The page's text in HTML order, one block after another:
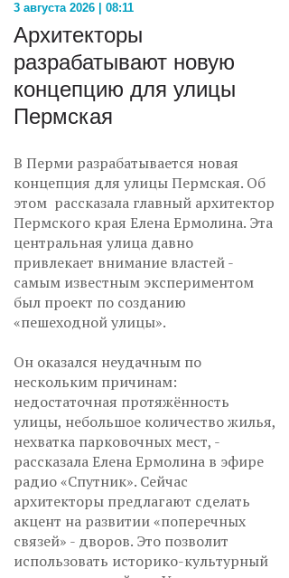
3 августа 2026 | 08:11
Архитекторы
разрабатывают новую
концепцию для улицы
Пермская
В Перми разрабатывается новая
концепция для улицы Пермская. Об
этом рассказала главный архитектор
Пермского края Елена Ермолина. Эта
центральная улица давно
привлекает внимание властей -
самым известным экспериментом
был проект по созданию
«пешеходной улицы».
Он оказался неудачным по
нескольким причинам:
недостаточная протяжённость
улицы, небольшое количество жилья,
нехватка парковочных мест, -
рассказала Елена Ермолина в эфире
радио «Спутник». Сейчас
архитекторы предлагают сделать
акцент на развитии «поперечных
связей» - дворов. Это позволит
использовать историко-культурный